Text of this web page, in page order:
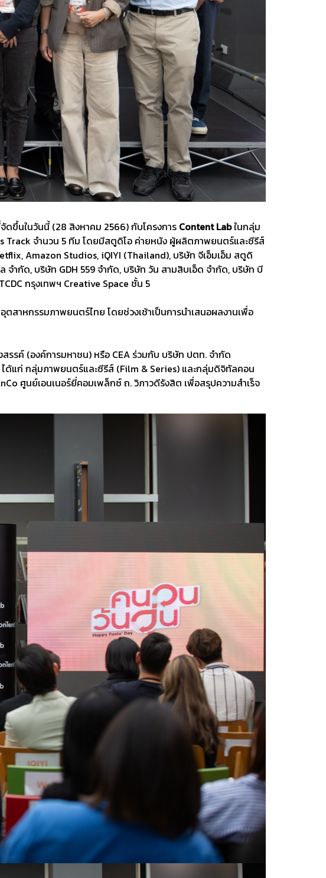
ขึ้นในวันนี้ (28 สิงหาคม 2566) กับโครงการ Content Labในกลุ่ม
Track จำนวน 5 ทีม โดยมีสตูดิโอ ค่ายหนัง ผู้ผลิตภาพยนตร์และซีรีส์
Amazon Studios, iQIYI (Thailand), บริษัท จีเอ็มเอ็ม สตูดิ
ากัด, บริษัท GDH 559 จํากัด, บริษัท วัน สามสิบเอ็ด จํากัด, บริษัท บี
กรุงเทพฯ Creative Space ชั้น 5
สาหกรรมภาพยนตร์ไทย โดยช่วงเช้าเป็นการนำเสนอผลงานเพื่อ
รค์ (องค์การมหาชน) หรือ CEA ร่วมกับ บริษัท ปตท. จำกัด
ด้แก่ กลุ่มภาพยนตร์และซีรีส์ (Film & Series) และกลุ่มดิจิทัลคอน
ศูนย์เอนเนอร์ยี่คอมเพล็กซ์ ถ. วิภาวดีรังสิต เพื่อสรุปความสำเร็จ